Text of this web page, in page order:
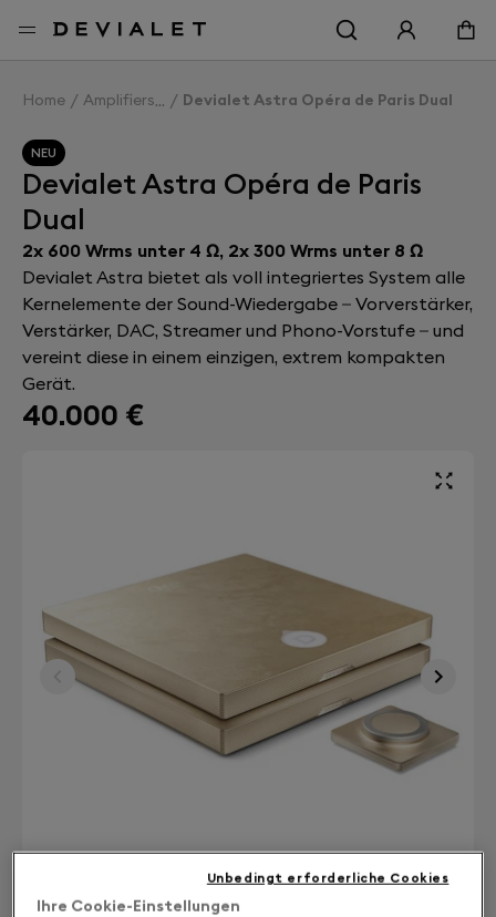
Home Amplifiers Devialet Astra Opéra de Paris Dual
NEU
Devialet Astra Opéra de Paris
Dual
2x 600 Wrms unter 4 Ω, 2x 300 Wrms unter 8 Ω
Devialet Astra bietet als voll integriertes System alle
Kernelemente der Sound-Wiedergabe – Vorverstärker,
Verstärker, DAC, Streamer und Phono-Vorstufe – und
vereint diese in einem einzigen, extrem kompakten
Gerät.
40.000 €
Ihre Cookie-Einstellungen
Unbedingt erforderliche Cookies